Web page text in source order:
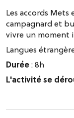
Les accords Mets
campagnard et
vivre un moment
Langues
Durée: 8h
L'activité se